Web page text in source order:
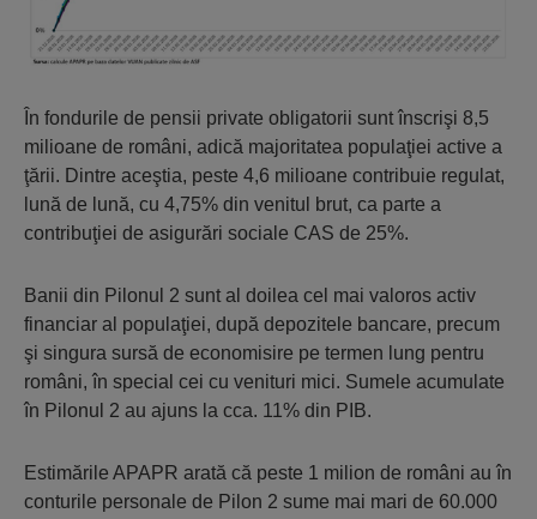
În fondurile de pensii private obligatorii sunt înscrişi 8,5
milioane de români, adică majoritatea populaţiei active a
ţării. Dintre aceştia, peste 4,6 milioane contribuie regulat,
lună de lună, cu 4,75% din venitul brut, ca parte a
contribuţiei de asigurări sociale CAS de 25%.
Banii din Pilonul 2 sunt al doilea cel mai valoros activ
financiar al populaţiei, după depozitele bancare, precum
şi singura sursă de economisire pe termen lung pentru
români, în special cei cu venituri mici. Sumele acumulate
în Pilonul 2 au ajuns la cca. 11% din PIB.
Estimările APAPR arată că peste 1 milion de români au în
conturile personale de Pilon 2 sume mai mari de 60.000